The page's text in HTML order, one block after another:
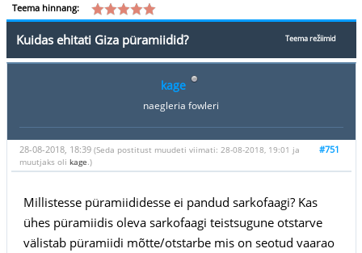
Teema hinnang:
Teema režiimid
Kuidas ehitati Giza püramiidid?
kage
naegleria fowleri
#751
28-08-2018, 18:39 (Seda postitust muudeti viimati: 28-08-2018, 19:01 ja
muutjaks oli kage .)
Millistesse püramiididesse ei pandud sarkofaagi? Kas
ühes püramiidis oleva sarkofaagi teistsugune otstarve
välistab püramiidi mõtte/otstarbe mis on seotud vaarao